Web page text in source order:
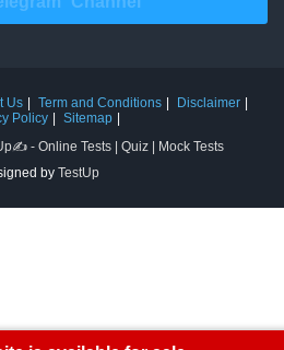
Us Term and Conditions
Disclaimer
Policy
Sitemap
- Online Tests | Quiz | Mock Tests
by TestUp